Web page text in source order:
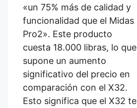
«un 75% más de calidad y
funcionalidad que el Midas
Pro2». Este producto
cuesta 18.000 libras, lo que
supone un aumento
significativo del precio en
comparación con el X32.
Esto significa que el X32 te